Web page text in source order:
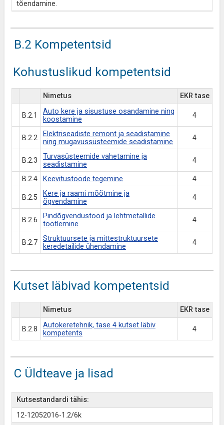
tõendamine.
B.2 Kompetentsid
Kohustuslikud kompetentsid
Nimetus EKR tase
B.2.1
Auto kere ja sisustuse osandamine ning
koostamine
4
B.2.2
Elektriseadiste remont ja seadistamine
ning mugavussüsteemide seadistamine
4
B.2.3
Turvasüsteemide vahetamine ja
seadistamine
4
B.2.4 Keevitustööde tegemine 4
B.2.5
Kere ja raami mõõtmine ja
õgvendamine
4
B.2.6
Pindõgvendustööd ja lehtmetallide
töötlemine
4
B.2.7
Struktuursete ja mittestruktuursete
keredetailide ühendamine
4
Kutset läbivad kompetentsid
Nimetus EKR tase
B.2.8
Autokeretehnik, tase 4 kutset läbiv
kompetents
4
C Üldteave ja lisad
Kutsestandardi tähis:
12-12052016-1.2/6k